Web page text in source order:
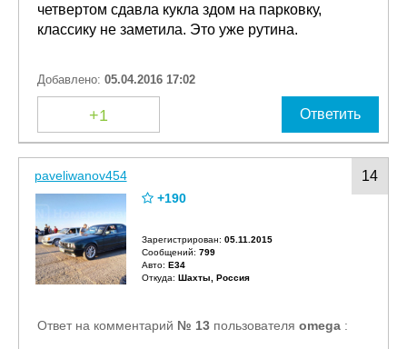
четвертом сдавла кукла здом на парковку,
классику не заметила. Это уже рутина.
Добавлено: 05.04.2016 17:02
+1 Ответить
14
paveliwanov454
+190
Зарегистрирован: 05.11.2015
Сообщений: 799
Авто: E34
Откуда: Шахты, Россия
Ответ на комментарий № 13 пользователя omega :